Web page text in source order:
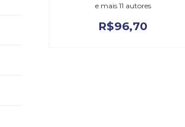
e mais 11 autores
R$96,70